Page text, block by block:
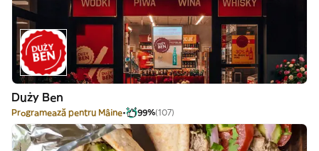
Duży Ben
Programează pentru Mâine 99%(107)